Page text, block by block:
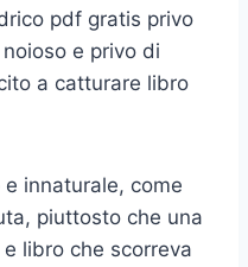
pdf gratis privo
e privo di
a catturare libro
innaturale, come
piuttosto che una
libro che scorreva